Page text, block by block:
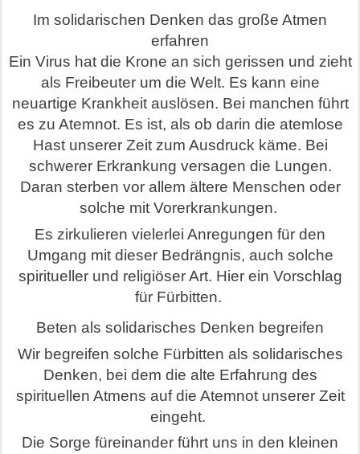
Im solidarischen Denken das große Atmen
erfahren
Ein Virus hat die Krone an sich gerissen und zieht
als Freibeuter um die Welt. Es kann eine
neuartige Krankheit auslösen. Bei manchen führt
es zu Atemnot. Es ist, als ob darin die atemlose
Hast unserer Zeit zum Ausdruck käme. Bei
schwerer Erkrankung versagen die Lungen.
Daran sterben vor allem ältere Menschen oder
solche mit Vorerkrankungen.
Es zirkulieren vielerlei Anregungen für den
Umgang mit dieser Bedrängnis, auch solche
spiritueller und religiöser Art. Hier ein Vorschlag
für Fürbitten.
Beten als solidarisches Denken begreifen
Wir begreifen solche Fürbitten als solidarisches
Denken, bei dem die alte Erfahrung des
spirituellen Atmens auf die Atemnot unserer Zeit
eingeht.
Die Sorge füreinander führt uns in den kleinen